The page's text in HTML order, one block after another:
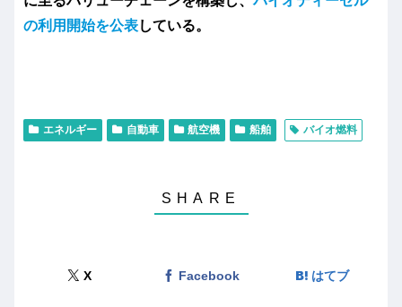
の利用開始を公表している。
エネルギー 自動車 航空機 船舶 バイオ燃料
X Facebook はてブ